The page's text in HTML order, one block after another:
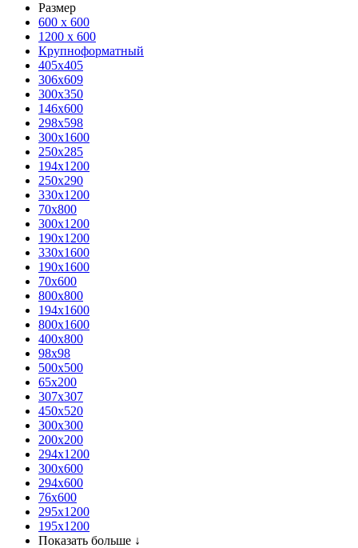
Размер
600 х 600
1200 х 600
Крупноформатный
405x405
306x609
300x350
146x600
298x598
300x1600
250x285
194x1200
250x290
330x1200
70x800
300x1200
190x1200
330x1600
190x1600
70x600
800x800
194x1600
800x1600
400х800
98x98
500x500
65x200
307x307
450x520
300x300
200x200
294x1200
300x600
294x600
76х600
295х1200
195х1200
Показать больше ↓